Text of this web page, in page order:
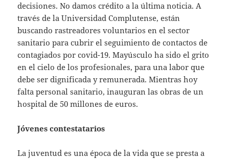
decisiones. No damos crédito a la última noticia. A
través de la Universidad Complutense, están
buscando rastreadores voluntarios en el sector
sanitario para cubrir el seguimiento de contactos de
contagiados por covid-19. Mayúsculo ha sido el grito
en el cielo de los profesionales, para una labor que
debe ser dignificada y remunerada. Mientras hoy
falta personal sanitario, inauguran las obras de un
hospital de 50 millones de euros.
Jóvenes contestatarios
La juventud es una época de la vida que se presta a